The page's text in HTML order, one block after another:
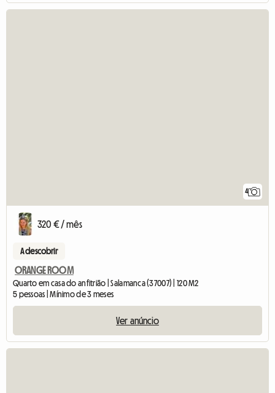
4
320 € / mês
A descobrir
ORANGE ROOM
Quarto em casa do anfitrião | Salamanca (37007) | 120 M2
5 pessoas | Mínimo de 3 meses
Ver anúncio